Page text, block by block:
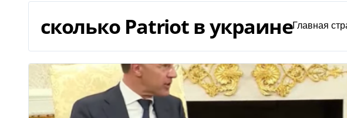
сколько Patriot в украинеГлавная